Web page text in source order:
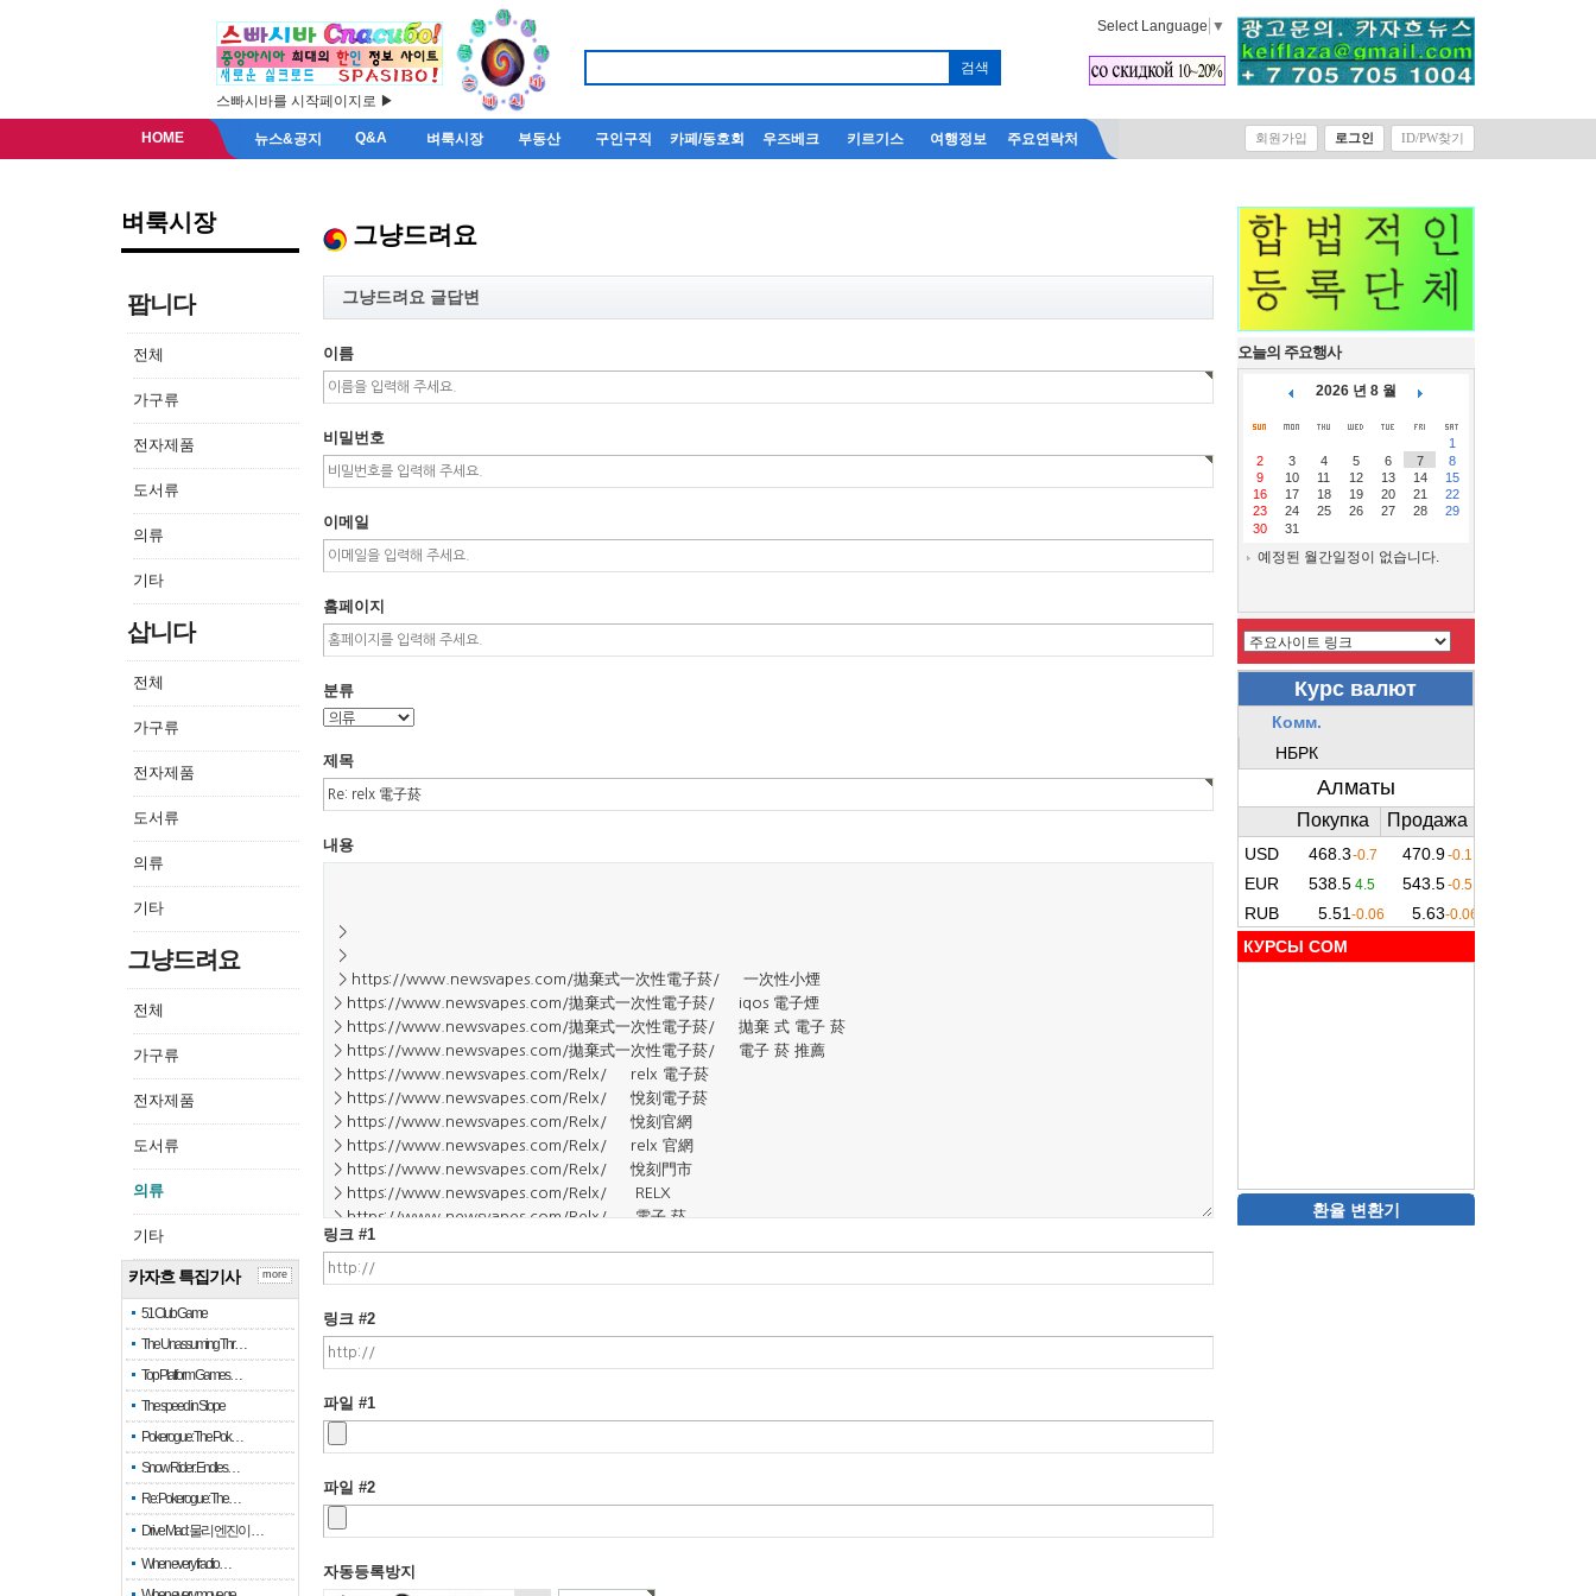
스빠시바를 시작페이지로 ▶
Select Language ▼
HOME 뉴스&공지 Q&A 벼룩시장 부동산 구인구직 카페/동호회 우즈베크 키르기스 여행정보 주요연락처 회원가입 로그인 ID/PW찾기
벼룩시장
팝니다
전체
가구류
전자제품
도서류
의류
기타
삽니다
전체
가구류
전자제품
도서류
의류
기타
그냥드려요
전체
가구류
전자제품
도서류
의류
기타
카자흐 특집기사
51 Club Game
The Unassuming Thr…
Top Platform Games…
The speed in Slope
Pokerogue: The Pok…
Snow Rider: Endles…
Re: Pokerogue: The…
Drive Mad: 물리 엔진이 …
When every fractio…
more
그냥드려요
그냥드려요 글답변
이름
비밀번호
이메일
홈페이지
분류
제목
내용
링크 #1
링크 #2
파일 #1
파일 #2
자동등록방지
오늘의 주요행사
2026 년 8 월
1
2
3 4 5 6 7
8
9
10 11 12 13 14
15
16
17 18 19 20 21
22
23
24 25 26 27 28
29
30
31
예정된 월간일정이 없습니다.
КУРСЫ COM
환율 변환기